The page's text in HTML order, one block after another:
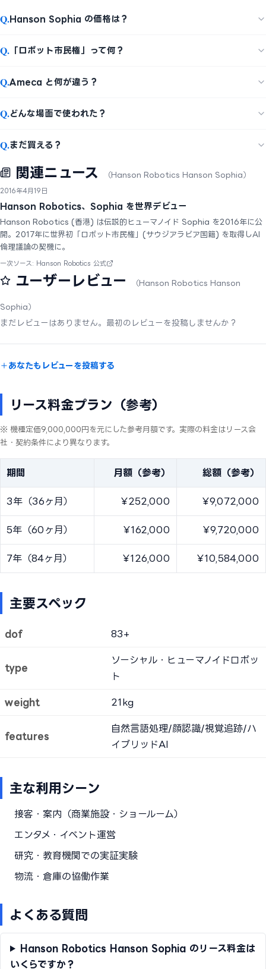
Q.Hanson Sophia の価格は？
Q. 「ロボット市民権」って何？
Q.Ameca と何が違う？
Q.どんな場面で使われた？
Q.まだ買える？
関連ニュース （Hanson Robotics Hanson Sophia）
2016年4月19日
Hanson Robotics、Sophia を世界デビュー
Hanson Robotics (香港) は伝説的ヒューマノイド Sophia を2016年に公
開。2017年に世界初「ロボット市民権」(サウジアラビア国籍) を取得しAI
倫理議論の契機に。
一次ソース: Hanson Robotics 公式
ユーザーレビュー （Hanson Robotics Hanson
Sophia）
まだレビューはありません。最初のレビューを投稿しませんか？
あなたもレビューを投稿する
リース料金プラン（参考）
※ 機種定価9,000,000円を元にした参考月額です。実際の料金はリース会
社・契約条件により異なります。
期間 月額（参考） 総額（参考）
3年（36ヶ月） ¥252,000 ¥9,072,000
5年（60ヶ月） ¥162,000 ¥9,720,000
7年（84ヶ月） ¥126,000 ¥10,584,000
主要スペック
dof 83+
type
ソーシャル・ヒューマノイドロボッ
ト
weight 21kg
features
自然言語処理/顔認識/視覚追跡/ハ
イブリッドAI
主な利用シーン
接客・案内（商業施設・ショールーム）
エンタメ・イベント運営
研究・教育機関での実証実験
物流・倉庫の協働作業
よくある質問
Hanson Robotics Hanson Sophia のリース料金は
いくらですか？